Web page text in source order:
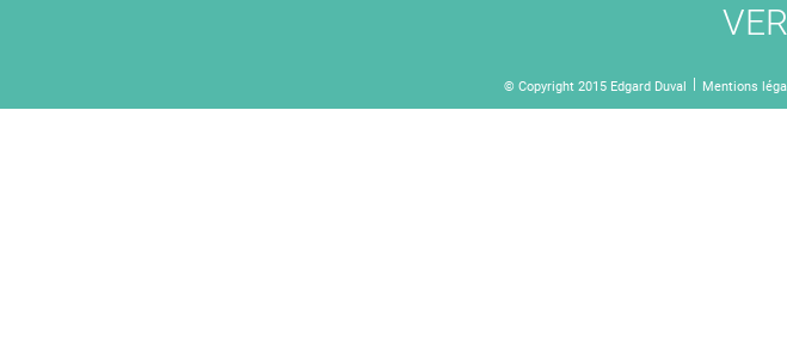
© Copyright 2015 Edgard Duval Mentions